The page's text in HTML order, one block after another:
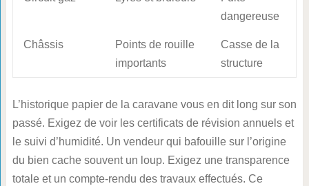
dangereuse
Châssis
Points de rouille
importants
Casse de la
structure
L’historique papier de la caravane vous en dit long sur son
passé. Exigez de voir les certificats de révision annuels et
le suivi d’humidité. Un vendeur qui bafouille sur l’origine
du bien cache souvent un loup. Exigez une transparence
totale et un compte-rendu des travaux effectués. Ce